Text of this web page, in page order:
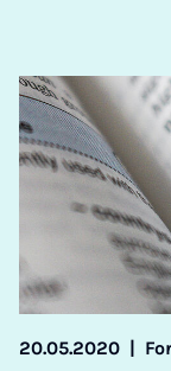
20.05.2020 |